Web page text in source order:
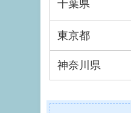
千葉県
東京都
神奈川県